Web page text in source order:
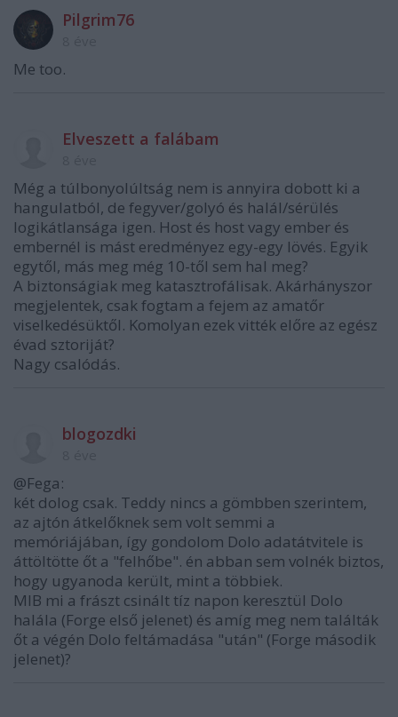
Pilgrim76
Me too.
Elveszett a falábam
Még a túlbonyolúltság nem is annyira dobott ki a
hangulatból, de fegyver/golyó és halál/sérülés
logikátlansága igen. Host és host vagy ember és
embernél is mást eredményez egy-egy lövés. Egyik
egytől, más meg még 10-től sem hal meg?
A biztonságiak meg katasztrofálisak. Akárhányszor
megjelentek, csak fogtam a fejem az amatőr
viselkedésüktől. Komolyan ezek vitték előre az egész
évad sztoriját?
Nagy csalódás.
blogozdki
@Fega:
két dolog csak. Teddy nincs a gömbben szerintem,
az ajtón átkelőknek sem volt semmi a
memóriájában, így gondolom Dolo adatátvitele is
áttöltötte őt a "felhőbe". én abban sem volnék biztos,
hogy ugyanoda került, mint a többiek.
MIB mi a frászt csinált tíz napon keresztül Dolo
halála (Forge első jelenet) és amíg meg nem találták
őt a végén Dolo feltámadása "után" (Forge második
jelenet)?